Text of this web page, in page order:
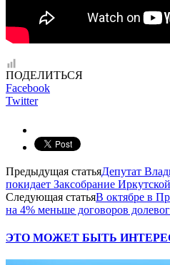
ПОДЕЛИТЬСЯ
Facebook
Twitter
Предыдущая статьяДепутат
покидает Заксобрание
Следующая статьяВ октябре в
на 4% меньше договоров
ЭТО МОЖЕТ БЫТЬ